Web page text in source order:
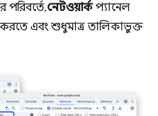
নেটওয়ার্কপ্যানেল
এবং শুধুমাত্র তালিকাভুক্ত